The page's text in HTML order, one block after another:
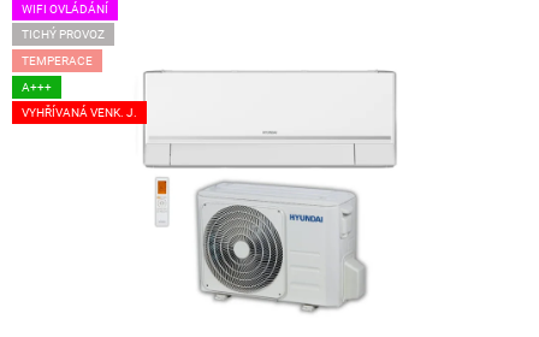
WIFI OVLÁDÁNÍ
TICHÝ PROVOZ
TEMPERACE
A+++
VYHŘÍVANÁ VENK. J.